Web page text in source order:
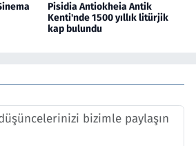
Pisidia Antiokheia Antik
Kenti'nde 1500 yıllık litürjik
kap bulundu